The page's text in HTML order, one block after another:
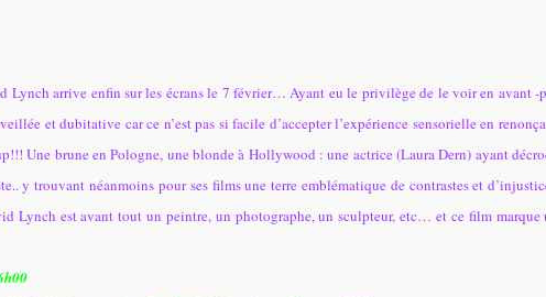
Lynch arrive enfin sur les écrans le 7 février… Ayant eu le privilège de le voir en
et dubitative car ce n’est pas si facile d’accepter l’expérience sensorielle en
Une brune en Pologne, une blonde à Hollywood : une actrice (Laura Dern) ayant
y trouvant néanmoins pour ses films une terre emblématique de contrastes et
Lynch est avant tout un peintre, un photographe, un sculpteur, etc… et ce film